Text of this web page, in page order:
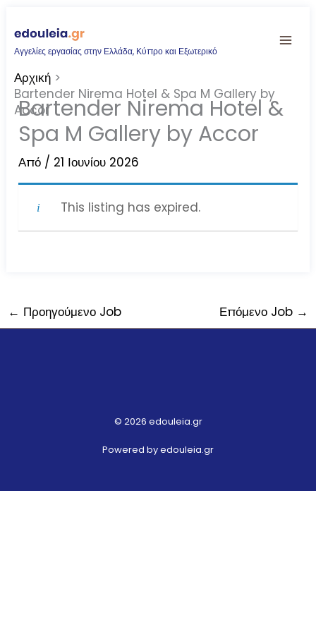
στο
περιεχόμενο
Αγγελίες εργασίας στην Ελλάδα, Κύπρο και Εξωτερικό
Αρχική
Bartender Nirema Hotel & Spa M Gallery by
Accor
Bartender Nirema Hotel &
Spa M Gallery by Accor
Από / 21 Ιουνίου 2026
This listing has expired.
← Προηγούμενο Job Επόμενο Job →
© 2026 edouleia.gr
Powered by edouleia.gr